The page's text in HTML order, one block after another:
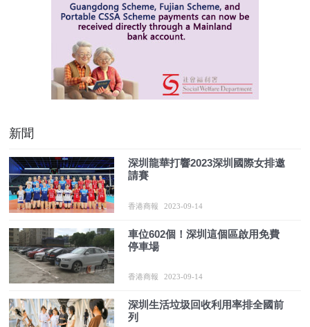
新聞
深圳龍華打響2023深圳國際女排邀
請賽
香港商報 2023-09-14
​車位602個！深圳這個區啟用免費
停車場
香港商報 2023-09-14
深圳生活垃圾回收利用率排全國前
列